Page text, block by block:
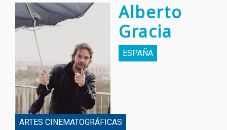
Alberto
Gracia
ESPAÑA
ARTES CINEMATOGRÁFICAS